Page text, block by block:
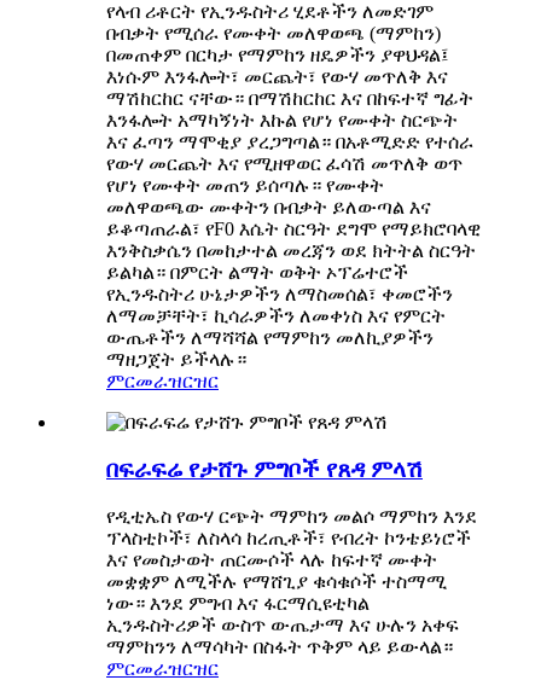
የላብ ሪቶርት የኢንዱስትሪ ሂደቶችን ለመድገም
በብቃት የሚሰራ የሙቀት መለዋወጫ (ማምከን)
በመጠቀም በርካታ የማምከን ዘዴዎችን ያዋህዳል፤
እነሱም እንፋሎት፣ መርጨት፣ የውሃ መጥለቅ እና
ማሽከርከር ናቸው። በማሽከርከር እና በከፍተኛ ግፊት
እንፋሎት አማካኝነት እኩል የሆነ የሙቀት ስርጭት
እና ፈጣን ማሞቂያ ያረጋግጣል። በአቶሚድድ የተሰራ
የውሃ መርጨት እና የሚዘዋወር ፈሳሽ መጥለቅ ወጥ
የሆነ የሙቀት መጠን ይሰጣሉ። የሙቀት
መለዋወጫው ሙቀትን በብቃት ይለውጣል እና
ይቆጣጠራል፣ የF0 እሴት ስርዓት ደግሞ የማይክሮባላዊ
እንቅስቃሴን በመከታተል መረጃን ወደ ክትትል ስርዓት
ይልካል። በምርት ልማት ወቅት ኦፕሬተሮች
የኢንዱስትሪ ሁኔታዎችን ለማስመሰል፣ ቀመሮችን
ለማመቻቸት፣ ኪሳራዎችን ለመቀነስ እና የምርት
ውጤቶችን ለማሻሻል የማምከን መለኪያዎችን
ማዘጋጀት ይችላሉ።
ምርመራዝርዝር
በፍራፍሬ የታሸጉ ምግቦች የጸዳ ምላሽ
የዲቲኤስ የውሃ ርጭት ማምከን መልሶ ማምከን እንደ
ፕላስቲኮች፣ ለስላሳ ከረጢቶች፣ የብረት ኮንቴይነሮች
እና የመስታወት ጠርሙሶች ላሉ ​​ከፍተኛ ሙቀት
መቋቋም ለሚችሉ የማሸጊያ ቁሳቁሶች ተስማሚ
ነው። እንደ ምግብ እና ፋርማሲዩቲካል
ኢንዱስትሪዎች ውስጥ ውጤታማ እና ሁሉን አቀፍ
ማምከንን ለማሳካት በስፋት ጥቅም ላይ ይውላል።
ምርመራዝርዝር